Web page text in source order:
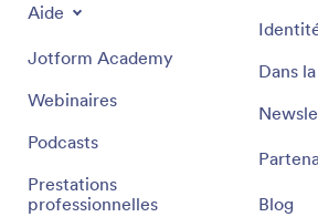
Aide
Jotform Academy
Webinaires
Podcasts
Prestations
professionnelles
Dans
Blog